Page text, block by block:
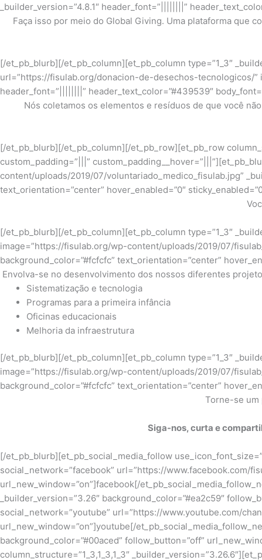
_builder_version=”4.8.1″ header_font=”||||||||”
Faça isso por meio do Global Giving. Uma plataforma que
[/et_pb_blurb][/et_pb_column][et_pb_column type=”1_3″
url=”https://fisulab.org/donacion-de-desechos-tecnologicos/”
header_font=”||||||||” header_text_color=”#439539″
Nós coletamos os elementos e resíduos de que você
[/et_pb_blurb][/et_pb_column][/et_pb_row][et_pb_row
custom_padding=”|||”
content/uploads/2019/07/voluntariado_medico_fisulab.jpg”
text_orientation=”center” hover_enabled=”0″
[/et_pb_blurb][/et_pb_column][et_pb_column type=”1_3″
image=”https://fisulab.org/wp-content/uploads/2019/07/
background_color=”#fcfcfc” text_orientation=”center”
Envolva-se no desenvolvimento dos nossos diferentes
Sistematização e tecnologia
Programas para a primeira infância
Oficinas educacionais
Melhoria da infraestrutura
[/et_pb_blurb][/et_pb_column][et_pb_column type=”1_3″
image=”https://fisulab.org/wp-content/uploads/2019/07/
background_color=”#fcfcfc” text_orientation=”center”
Torne-se um
Siga-nos, curta e
[/et_pb_blurb][et_pb_social_media_follow
social_network=”facebook” url=”https://www.facebook.com/
url_new_window=”on”]facebook[/
_builder_version=”3.26″ background_color=”#ea2c59″
social_network=”youtube” url=”https://www.youtube.com/
url_new_window=”on”]youtube[/
background_color=”#00aced” follow_button=”off”
column_structure=”1_3,1_3,1_3″